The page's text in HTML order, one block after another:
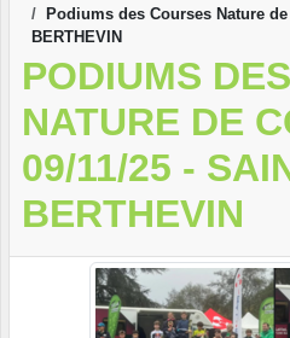
Podiums des Courses Nature
BERTHEVIN
PODIUMS
NATURE DE
09/11/25 -
BERTHEVIN